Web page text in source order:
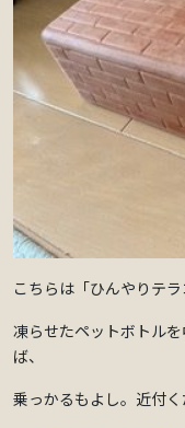
こちらは「ひんやりテラ
凍らせたペットボトル
ば、
乗っかるもよし。近付く